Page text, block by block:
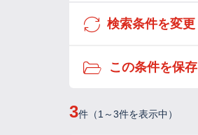
検索条件を変更
この条件を保存
3件（1～3件を表示中）